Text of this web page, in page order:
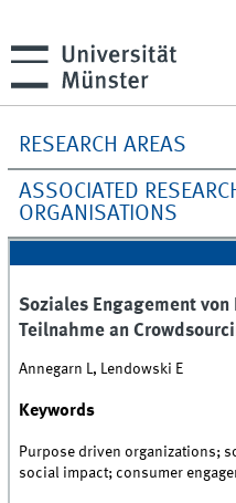
RESEARCH AREAS
ASSOCIATED
ORGANISATIONS
Soziales Engagement
Teilnahme an
Annegarn L, Lendowski E
Keywords
Purpose driven organizations;
social impact; consumer